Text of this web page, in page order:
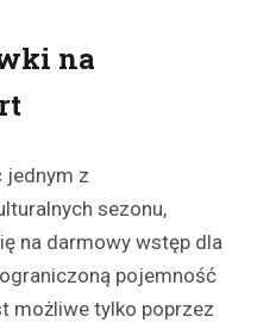
na
jednym z
sezonu,
na darmowy wstęp dla
pojemność
możliwe tylko poprzez